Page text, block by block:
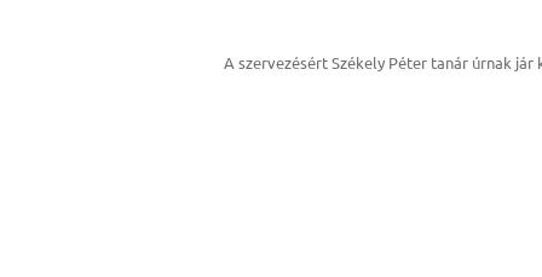
A szervezésért Székely Péter tanár úrnak jár